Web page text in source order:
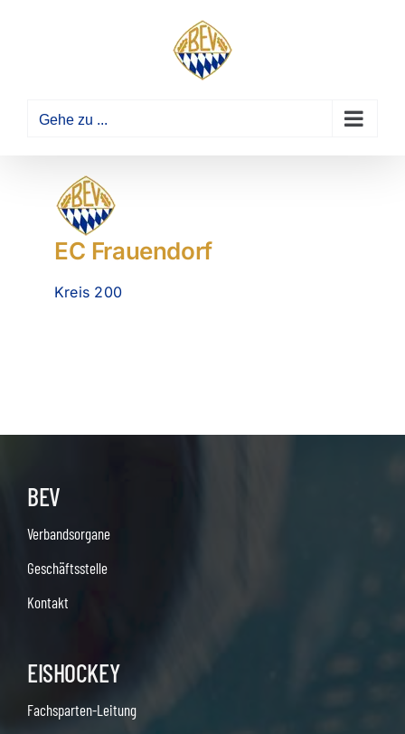
Gehe zu ...
EC Frauendorf
Kreis 200
BEV
Verbandsorgane
Geschäftsstelle
Kontakt
EISHOCKEY
Fachsparten-Leitung